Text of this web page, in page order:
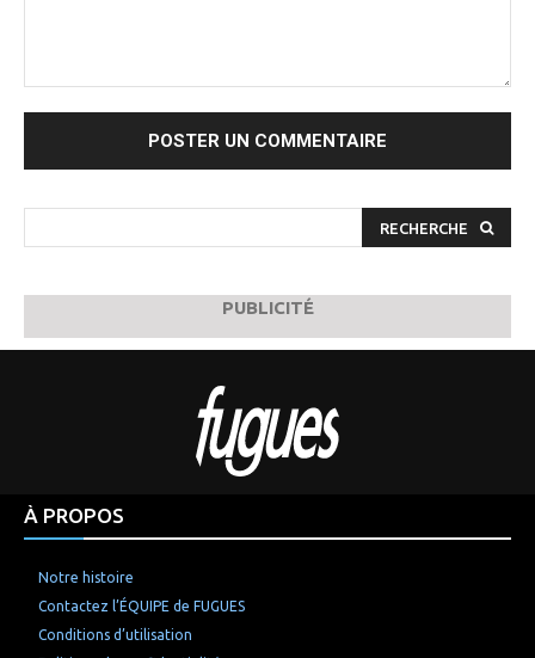
RECHERCHE
PUBLICITÉ
À PROPOS
Notre histoire
Contactez l’ÉQUIPE de FUGUES
Conditions d’utilisation